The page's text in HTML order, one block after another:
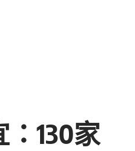
130家